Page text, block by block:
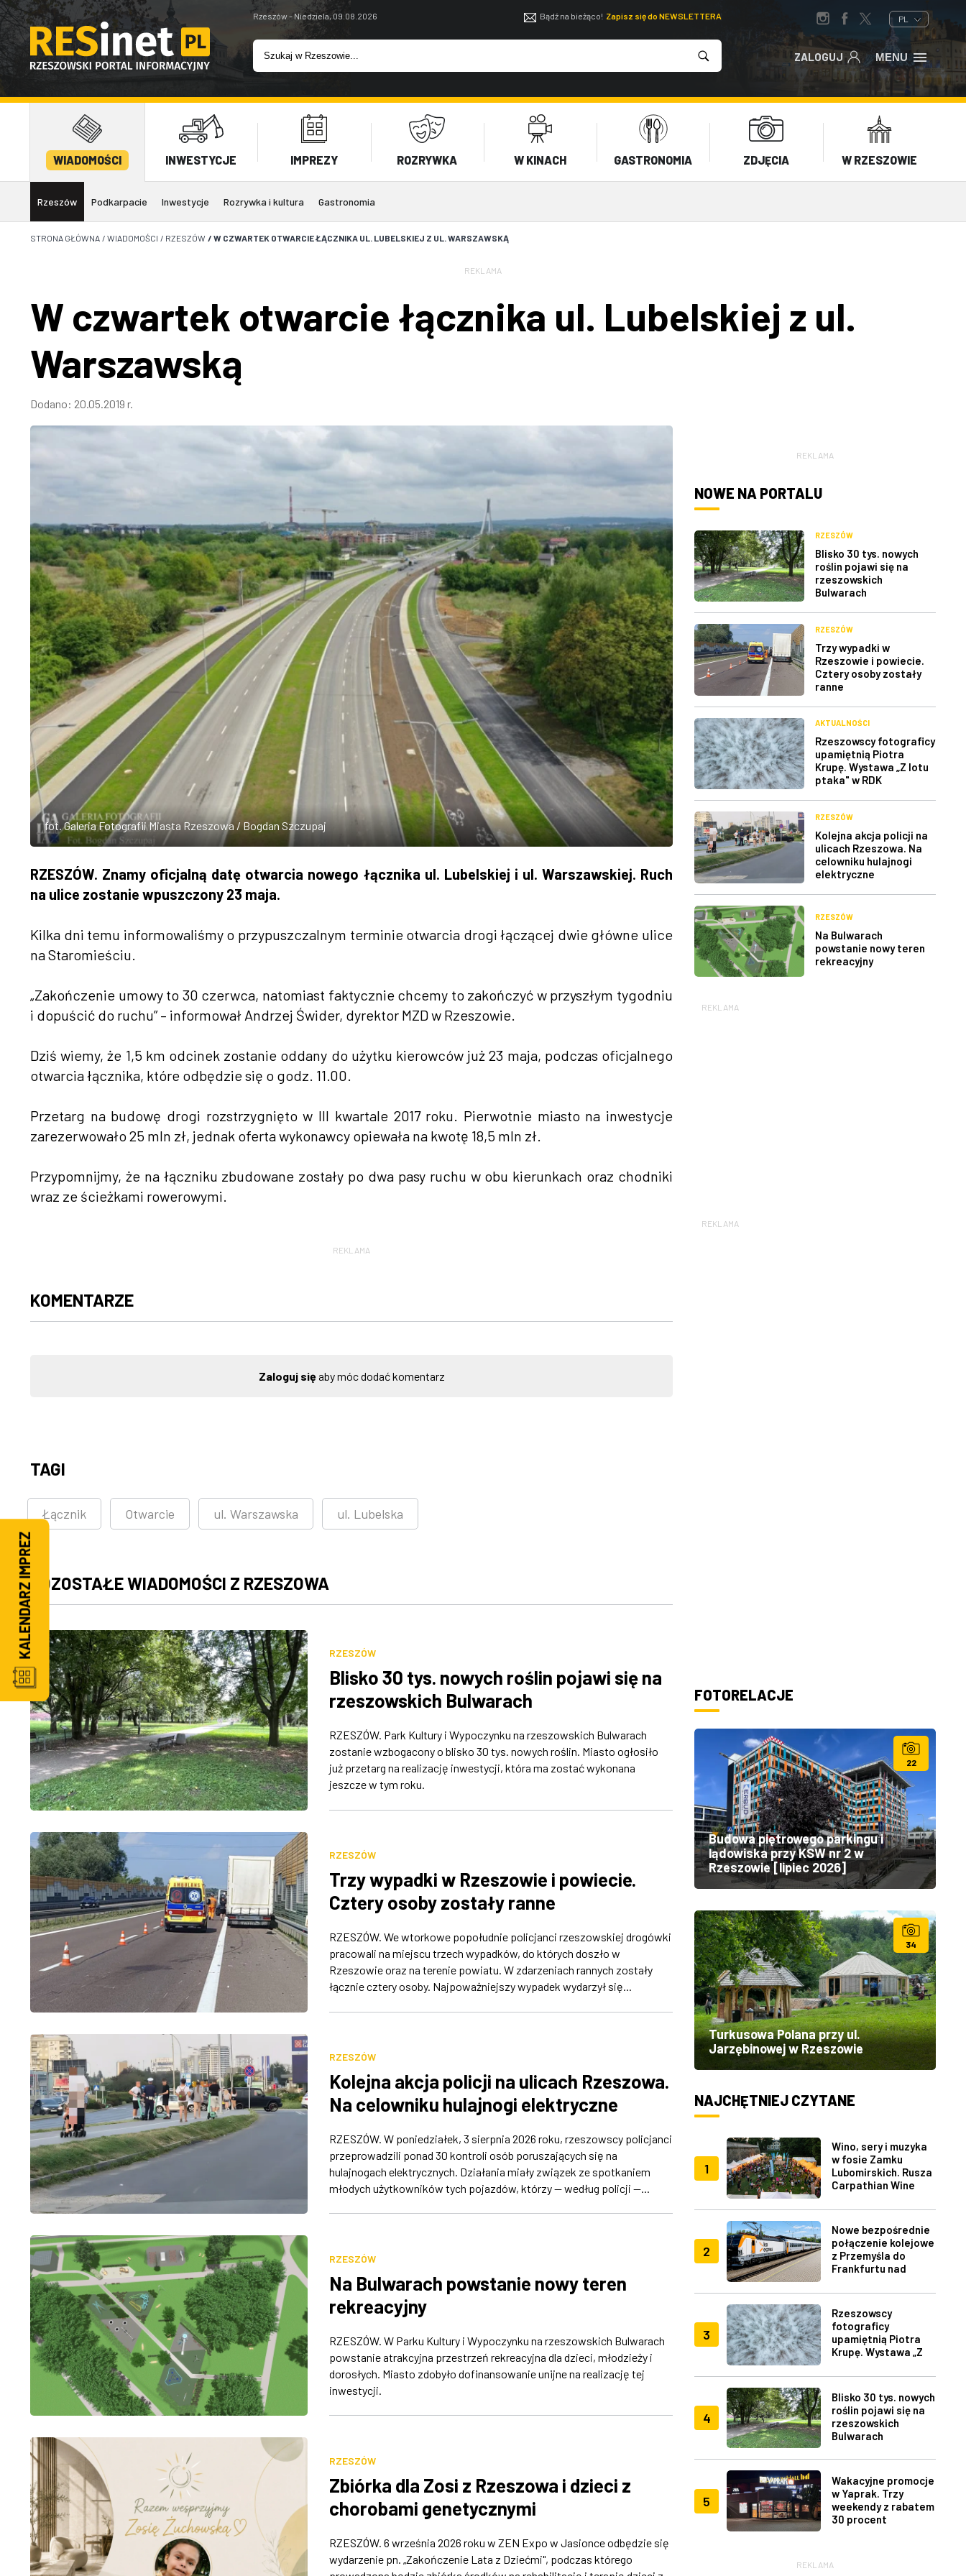
Rzeszów - Niedziela, 09.08.2026 Bądź na bieżąco! Zapisz się do NEWSLETTERA PL
ZALOGUJ MENU
WIADOMOŚCI INWESTYCJE IMPREZY ROZRYWKA W KINACH GASTRONOMIA ZDJĘCIA W RZESZOWIE
Rzeszów Podkarpacie Inwestycje Rozrywka i kultura Gastronomia
STRONA GŁÓWNA / WIADOMOŚCI / RZESZÓW / W CZWARTEK OTWARCIE ŁĄCZNIKA UL. LUBELSKIEJ Z UL. WARSZAWSKĄ
REKLAMA
W czwartek otwarcie łącznika ul. Lubelskiej z ul.
Warszawską
Dodano: 20.05.2019 r.
fot. Galeria Fotografii Miasta Rzeszowa / Bogdan Szczupaj
RZESZÓW. Znamy oficjalną datę otwarcia nowego łącznika ul. Lubelskiej i ul. Warszawskiej. Ruch
na ulice zostanie wpuszczony 23 maja.
Kilka dni temu informowaliśmy o przypuszczalnym terminie otwarcia drogi łączącej dwie główne ulice
na Staromieściu.
„Zakończenie umowy to 30 czerwca, natomiast faktycznie chcemy to zakończyć w przyszłym tygodniu
i dopuścić do ruchu” – informował Andrzej Świder, dyrektor MZD w Rzeszowie.
Dziś wiemy, że 1,5 km odcinek zostanie oddany do użytku kierowców już 23 maja, podczas oficjalnego
otwarcia łącznika, które odbędzie się o godz. 11.00.
Przetarg na budowę drogi rozstrzygnięto w III kwartale 2017 roku. Pierwotnie miasto na inwestycje
zarezerwowało 25 mln zł, jednak oferta wykonawcy opiewała na kwotę 18,5 mln zł.
Przypomnijmy, że na łączniku zbudowane zostały po dwa pasy ruchu w obu kierunkach oraz chodniki
wraz ze ścieżkami rowerowymi.
REKLAMA
KOMENTARZE
Zaloguj sięaby móc dodać komentarz
TAGI
Łącznik Otwarcie ul. Warszawska ul. Lubelska
POZOSTAŁE WIADOMOŚCI Z RZESZOWA
RZESZÓW
Blisko 30 tys. nowych roślin pojawi się na
rzeszowskich Bulwarach
RZESZÓW. Park Kultury i Wypoczynku na rzeszowskich Bulwarach
zostanie wzbogacony o blisko 30 tys. nowych roślin. Miasto ogłosiło
już przetarg na realizację inwestycji, która ma zostać wykonana
jeszcze w tym roku.
RZESZÓW
Trzy wypadki w Rzeszowie i powiecie.
Cztery osoby zostały ranne
RZESZÓW. We wtorkowe popołudnie policjanci rzeszowskiej drogówki
pracowali na miejscu trzech wypadków, do których doszło w
Rzeszowie oraz na terenie powiatu. W zdarzeniach rannych zostały
łącznie cztery osoby. Najpoważniejszy wypadek wydarzył się...
RZESZÓW
Kolejna akcja policji na ulicach Rzeszowa.
Na celowniku hulajnogi elektryczne
RZESZÓW. W poniedziałek, 3 sierpnia 2026 roku, rzeszowscy policjanci
przeprowadzili ponad 30 kontroli osób poruszających się na
hulajnogach elektrycznych. Działania miały związek ze spotkaniem
młodych użytkowników tych pojazdów, którzy — według policji —...
RZESZÓW
Na Bulwarach powstanie nowy teren
rekreacyjny
RZESZÓW. W Parku Kultury i Wypoczynku na rzeszowskich Bulwarach
powstanie atrakcyjna przestrzeń rekreacyjna dla dzieci, młodzieży i
dorosłych. Miasto zdobyło dofinansowanie unijne na realizację tej
inwestycji.
RZESZÓW
Zbiórka dla Zosi z Rzeszowa i dzieci z
chorobami genetycznymi
RZESZÓW. 6 września 2026 roku w ZEN Expo w Jasionce odbędzie się
wydarzenie pn. „Zakończenie Lata z Dziećmi", podczas którego
REKLAMA
NOWE NA PORTALU
RZESZÓW
Blisko 30 tys. nowych
roślin pojawi się na
rzeszowskich
Bulwarach
RZESZÓW
Trzy wypadki w
Rzeszowie i powiecie.
Cztery osoby zostały
ranne
AKTUALNOŚCI
Rzeszowscy fotograficy
upamiętnią Piotra
Krupę. Wystawa „Z lotu
ptaka" w RDK
RZESZÓW
Kolejna akcja policji na
ulicach Rzeszowa. Na
celowniku hulajnogi
elektryczne
RZESZÓW
Na Bulwarach
powstanie nowy teren
rekreacyjny
REKLAMA
REKLAMA
FOTORELACJE
22
Budowa piętrowego parkingu i
lądowiska przy KSW nr 2 w
Rzeszowie [lipiec 2026]
34
Turkusowa Polana przy ul.
Jarzębinowej w Rzeszowie
NAJCHĘTNIEJ CZYTANE
1
Wino, sery i muzyka
w fosie Zamku
Lubomirskich. Rusza
Carpathian Wine
2
Nowe bezpośrednie
połączenie kolejowe
z Przemyśla do
Frankfurtu nad
3
Rzeszowscy
fotograficy
upamiętnią Piotra
Krupę. Wystawa „Z
4
Blisko 30 tys. nowych
roślin pojawi się na
rzeszowskich
Bulwarach
5
Wakacyjne promocje
w Yaprak. Trzy
weekendy z rabatem
30 procent
REKLAMA
KALENDARZ IMPREZ